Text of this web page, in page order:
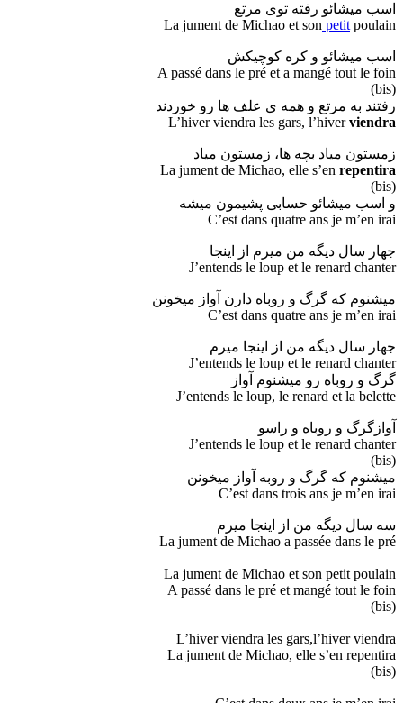
اسب میشائو رفته توی مرتع
La jument de Michao et son petit poulain
اسب میشائو و کره کوچیکش
A passé dans le pré et a mangé tout le foin
(bis)
رفتند به مرتع و همه ی علف ها رو خوردند
L’hiver viendra les gars, l’hiverviendra
زمستون میاد بچه ها، زمستون میاد
La jument de Michao, elle s’en repentira
(bis)
و اسب میشائو حسابی پشیمون میشه
C’est dans quatre ans je m’en irai
جهار سال دیگه من میرم از اینجا
J’entends le loup et le renard chanter
میشنوم که گرگ و روباه دارن آواز میخونن
C’est dans quatre ans je m’en irai
جهار سال دیگه من از اینجا میرم
J’entends le loup et le renard chanter
گرگ و روباه رو میشنوم آواز
J’entends le loup, le renard et la belette
آوازگرگ و روباه و راسو
J’entends le loup et le renard chanter
(bis)
میشنوم که گرگ و روبه آواز میخونن
C’est dans trois ans je m’en irai
سه سال دیگه من از اینجا میرم
La jument de Michao a passée dans le pré
La jument de Michao et son petit poulain
A passé dans le pré et mangé tout le foin
(bis)
L’hiver viendra les gars,l’hiver viendra
La jument de Michao, elle s’en repentira
(bis)